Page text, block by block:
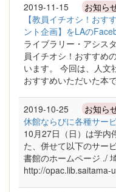
2019-11-15 お知ら
【教員イチオシ！おす
ント企画】をLAの
ライブラリー・アシス
員イチオシ！おすすめ
います。 今回は、人文
おすすめいただいた本
2019-10-25 お知ら
休館ならびに各種サー
10月27日（日）は学内
た、併せて以下のサー
書館のホームページ ./
http://